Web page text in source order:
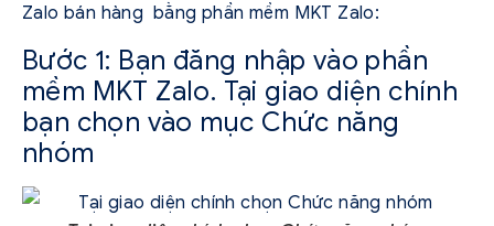
Zalo bán hàng bằng phần mềm MKT Zalo:
Bước 1: Bạn đăng nhập vào phần
mềm MKT Zalo. Tại giao diện chính
bạn chọn vào mục Chức năng
nhóm